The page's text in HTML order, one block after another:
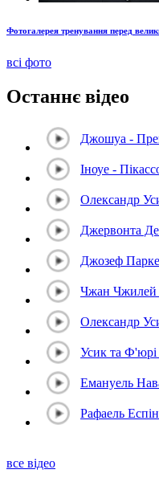
Фотогалерея тренування перед
всі фото
Останнє відео
Джошуа -
Іноуе -
Олександр
Джервонта
Джозеф
Чжан Чжилей
Олександр
Усик та Ф'юрі
Емануель
Рафаель
все відео